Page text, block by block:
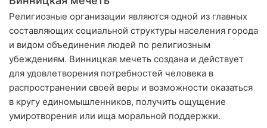
Винница
Житомир
Тернополь
Ровно
Религиозные организации являются одной из главных
составляющих социальной структуры населения города
и видом объединения людей по религиозным
убеждениям. Винницкая мечеть создана и действует
для удовлетворения потребностей человека в
распространении своей веры и возможности оказаться
в кругу единомышленников, получить ощущение
умиротворения или ища моральной поддержки.